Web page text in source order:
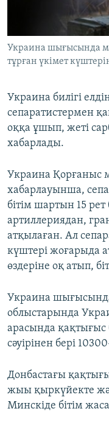
Басқа тілдерде
Украина шығысында
тұрған үкімет
Украина билігі
сепаратистермен
оққа ұшып, жеті
хабарлады.
Украина Қорғаныс
хабарлауынша,
бітім шартын 15
артиллериядан,
атқылаған. Ал
күштері жоғарыда
өздеріне оқ атып,
Украина
облыстарында
арасында
сәуірінен бері
Донбастағы
жыы қыркүйекте
Минскіде бітім